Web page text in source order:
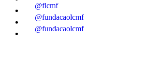
@flcmf
@fundacaolcmf
@fundacaolcmf